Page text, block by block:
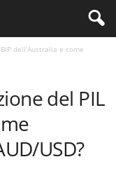
dell’Australia e come
del PIL
USD?